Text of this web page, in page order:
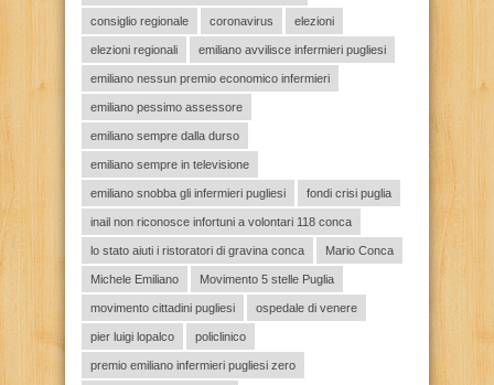
consiglio regionale coronavirus elezioni
elezioni regionali emiliano avvilisce infermieri pugliesi
emiliano nessun premio economico infermieri
emiliano pessimo assessore
emiliano sempre dalla durso
emiliano sempre in televisione
emiliano snobba gli infermieri pugliesi fondi crisi puglia
inail non riconosce infortuni a volontari 118 conca
lo stato aiuti i ristoratori di gravina conca Mario Conca
Michele Emiliano Movimento 5 stelle Puglia
movimento cittadini pugliesi ospedale di venere
pier luigi lopalco policlinico
premio emiliano infermieri pugliesi zero